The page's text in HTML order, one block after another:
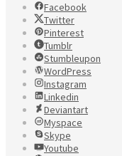
Facebook
Twitter
Pinterest
Tumblr
Stumbleupon
WordPress
Instagram
Linkedin
Deviantart
Myspace
Skype
Youtube